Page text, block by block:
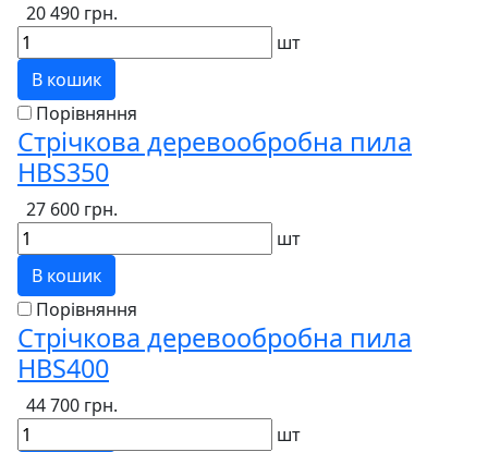
20 490 грн.
шт
В кошик
Порівняння
Стрічкова деревообробна пила
HBS350
27 600 грн.
шт
В кошик
Порівняння
Стрічкова деревообробна пила
HBS400
44 700 грн.
шт